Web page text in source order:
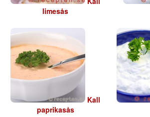
limesås
Kall
paprikasås